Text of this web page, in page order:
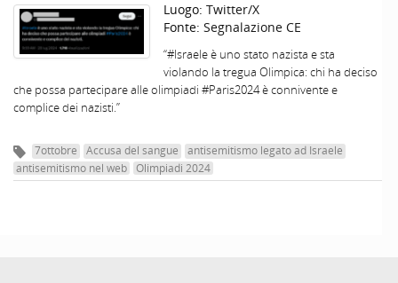
Luogo: Twitter/X
Fonte: Segnalazione CE
“#Israele è uno stato nazista e sta
violando la tregua Olimpica: chi ha deciso
che possa partecipare alle olimpiadi #Paris2024 è connivente e
complice dei nazisti.”
7ottobre Accusa del sangue
antisemitismo legato ad Israele
antisemitismo nel web
Olimpiadi 2024